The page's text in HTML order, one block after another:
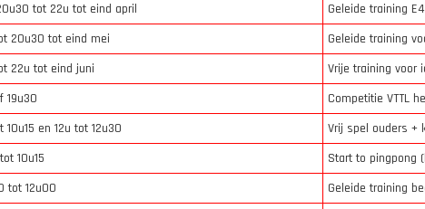
tot 22u tot eind april
Geleide training
20u30 tot eind mei
Geleide training
22u tot eind juni
Vrije training voor
19u30 Competitie VTTL
10u15 en 12u tot 12u30
Vrij spel ouders +
10u15
Start to pingpong
tot 12u00
Geleide training